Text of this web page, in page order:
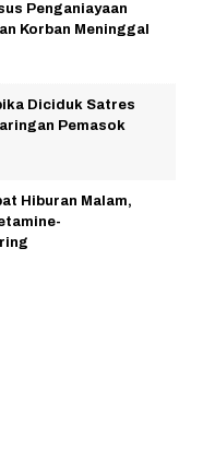
Penganiayaan
Korban Meninggal
Diciduk Satres
Pemasok
Hiburan Malam,